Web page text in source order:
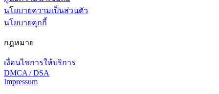
นโยบายความเป็นส่วนตัว
นโยบายคุกกี้
กฎหมาย
เงื่อนไขการให้บริการ
DMCA / DSA
Impressum